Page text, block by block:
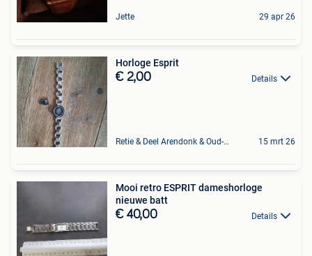
Jette 29 apr 26
Horloge Esprit
€ 2,00 Details
Retie & Deel Arendonk & Oud-Turnhout 15 mrt 26
Mooi retro ESPRIT dameshorloge
nieuwe batt
€ 40,00 Details